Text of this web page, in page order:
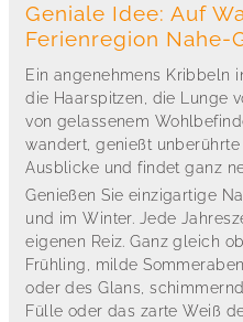
Geniale Idee: Auf
Ferienregion Nahe-
Ein angenehmens Kribbeln
die Haarspitzen, die Lunge
von gelassenem
wandert, genießt
Ausblicke und findet ganz
Genießen Sie einzigartige
und im Winter. Jede
eigenen Reiz. Ganz gleich
Frühling, milde
oder des Glans,
Fülle oder das zarte Weiß